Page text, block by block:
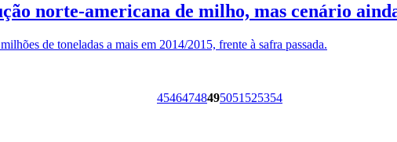
norte-americana de milho, mas cenário
de toneladas a mais em 2014/2015, frente à safra passada.
45464748495051 525354